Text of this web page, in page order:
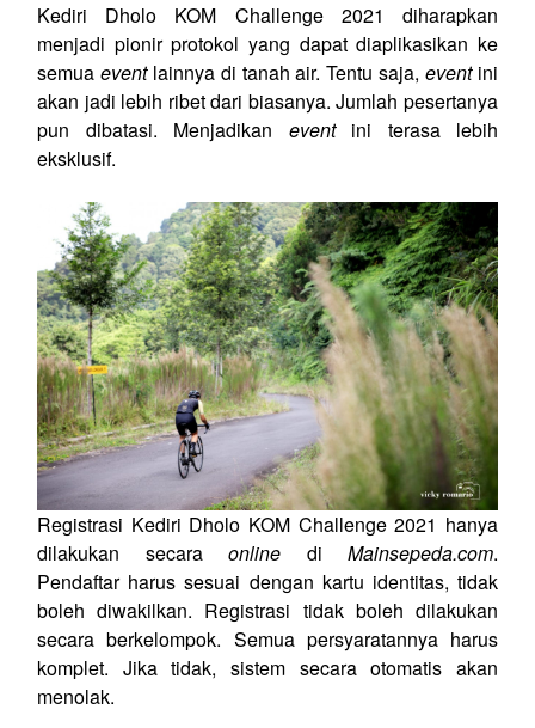
Kediri Dholo KOM Challenge 2021 diharapkan
menjadi pionir protokol yang dapat diaplikasikan ke
semua eventlainnya di tanah air. Tentu saja,eventini
akan jadi lebih ribet dari biasanya. Jumlah pesertanya
pun dibatasi. Menjadikan eventini terasa lebih
eksklusif.
Registrasi Kediri Dholo KOM Challenge 2021 hanya
dilakukan secara online di Mainsepeda.com.
Pendaftar harus sesuai dengan kartu identitas, tidak
boleh diwakilkan. Registrasi tidak boleh dilakukan
secara berkelompok. Semua persyaratannya harus
komplet. Jika tidak, sistem secara otomatis akan
menolak.